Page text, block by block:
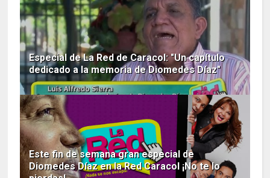
Especial de La Red de Caracol: "Un capítulo
dedicado a la memoria de Diomedes Díaz"
Este fin de semana gran especial de
Diomedes Díaz en la Red Caracol ¡No te lo